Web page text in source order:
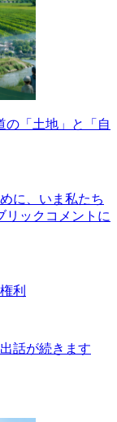
の「土地」と「自
に、いま私たち
ックコメントに
利
話が続きます